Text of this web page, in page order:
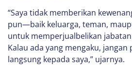
“Saya tidak memberikan
pun—baik keluarga, teman,
untuk memperjualbelikan
Kalau ada yang mengaku, jangan
langsung kepada saya,” ujarnya.